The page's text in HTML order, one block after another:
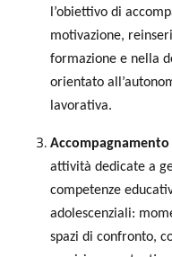
l’obiettivo di
motivazione,
formazione e nella
orientato
lavorativa.
attività dedicate a
competenze
adolescenziali:
spazi di confronto,